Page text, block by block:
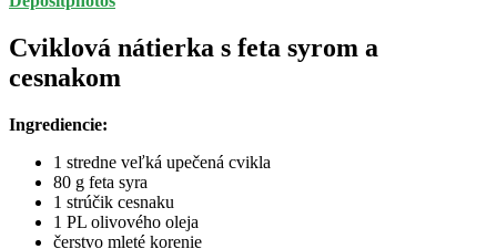
Cviklová nátierka s feta syrom a
cesnakom
Ingrediencie:
1 stredne veľká upečená cvikla
80 g feta syra
1 strúčik cesnaku
1 PL olivového oleja
čerstvo mleté korenie